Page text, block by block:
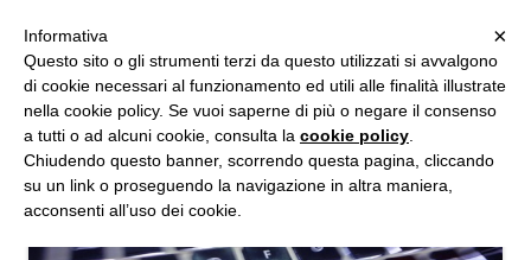
Vai
al
contenuto
Studio d'Informatica Forense
Perizie Informatiche Forensi, CTP e CTU in Processi Civili e Penali
MENU ×
Informativa
Questo sito o gli strumenti terzi da questo utilizzati si avvalgono
di cookie necessari al funzionamento ed utili alle finalità illustrate
nella cookie policy. Se vuoi saperne di più o negare il consenso
a tutti o ad alcuni cookie, consulta la cookie policy
Chiudendo questo banner, scorrendo questa pagina, cliccando
su un link o proseguendo la navigazione in altra maniera,
acconsenti all’uso dei cookie.